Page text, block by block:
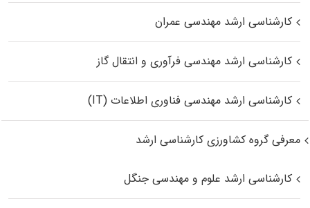
کارشناسی ارشد مهندسی عمران
کارشناسی ارشد مهندسی فرآوری و انتقال گاز
کارشناسی ارشد مهندسی فناوری اطلاعات (IT)
معرفی گروه کشاورزی کارشناسی ارشد
کارشناسی ارشد علوم و مهندسی جنگل